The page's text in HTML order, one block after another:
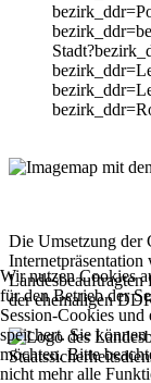
Die Umsetzung der
Landesbeauftragten
der ehemaligen
Wir nutzen Cookies
für den Betrieb der
Session-Cookies
speichert. Sie
möchten. Bitte
nicht mehr alle